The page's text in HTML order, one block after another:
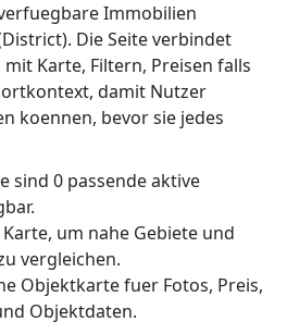
Immobilien
Die Seite verbindet
Karte, Filtern, Preisen falls
damit Nutzer
koennen, bevor sie jedes
sind 0 passende aktive
um nahe Gebiete und
vergleichen.
Objektkarte fuer Fotos, Preis,
Objektdaten.